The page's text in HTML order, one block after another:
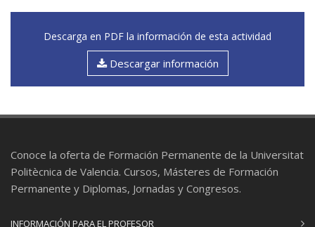
Descarga en PDF la información de esta actividad
Descargar información
Conoce la oferta de Formación Permanente de la Universitat
Politècnica de Valencia. Cursos, Másteres de Formación
Permanente y Diplomas, Jornadas y Congresos.
INFORMACIÓN PARA EL PROFESOR